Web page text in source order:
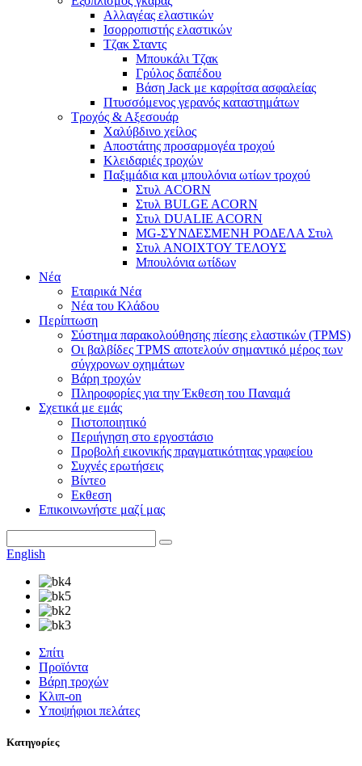
Αλλαγέας ελαστικών
Ισορροπιστής ελαστικών
Τζακ Σταντς
Μπουκάλι Τζακ
Γρύλος δαπέδου
Βάση Jack με καρφίτσα ασφαλείας
Πτυσσόμενος γερανός καταστημάτων
Τροχός & Αξεσουάρ
Χαλύβδινο χείλος
Αποστάτης προσαρμογέα τροχού
Κλειδαριές τροχών
Παξιμάδια και μπουλόνια ωτίων τροχού
Στυλ ACORN
Στυλ BULGE ACORN
Στυλ DUALIE ACORN
MG-ΣΥΝΔΕΣΜΕΝΗ ΡΟΔΕΛΑ Στυλ
Στυλ ΑΝΟΙΧΤΟΥ ΤΕΛΟΥΣ
Μπουλόνια ωτίδων
Νέα
Εταιρικά Νέα
Νέα του Κλάδου
Περίπτωση
Σύστημα παρακολούθησης πίεσης ελαστικών (TPMS)
Οι βαλβίδες TPMS αποτελούν σημαντικό μέρος των
σύγχρονων οχημάτων
Βάρη τροχών
Πληροφορίες για την Έκθεση του Παναμά
Σχετικά με εμάς
Πιστοποιητικό
Περιήγηση στο εργοστάσιο
Προβολή εικονικής πραγματικότητας γραφείου
Συχνές ερωτήσεις
Βίντεο
Εκθεση
Επικοινωνήστε μαζί μας
English
Σπίτι
Προϊόντα
Βάρη τροχών
Κλιπ-on
Υποψήφιοι πελάτες
Κατηγορίες